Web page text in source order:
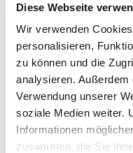
Diese Webseite
Wir verwenden
personalisieren,
zu können und die
analysieren.
Verwendung unserer
soziale Medien weiter.
Informationen
zusammen, die Sie
... nach einem Spiel
wieder fest.
Gääähn. Man muss
immergleiche
ausverkauft ist.
Komplett ignorieren
ständig mit dem
Naja für die die da
kann man sich aneignen;)